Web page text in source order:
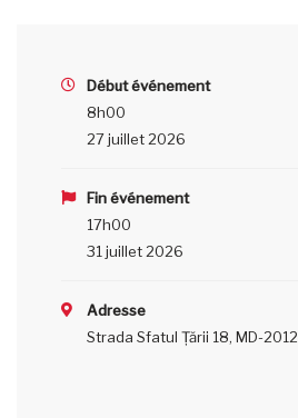
Début événement
8h00
27 juillet 2026
Fin événement
17h00
31 juillet 2026
Adresse
Strada Sfatul Țării 18, MD-